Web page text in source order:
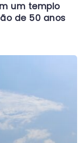
um templo
de 50 anos